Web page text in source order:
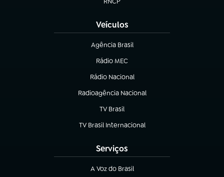
(abre em nova aba)
Veículos
Agência Brasil
(abre em nova aba)
Rádio MEC
Rádio Nacional
(abre em nova aba)
Radioagência Nacional
(abre em nova aba)
TV Brasil
(abre em nova aba)
TV Brasil Internacional
(abre em nova aba)
Serviços
A Voz do Brasil
(abre em nova aba)